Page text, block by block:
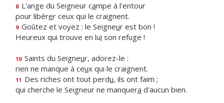
8 L'ange du Seigneur campe à l'entour
pour libérer ceux qui le craignent.
9 Goûtez et voyez : le Seigneur est bon !
Heureux qui trouve en lui son refuge !
10 Saints du Seigneur, adorez-le :
rien ne manque à ceux qui le craignent.
11 Des riches ont tout perdu, ils ont faim ;
qui cherche le Seigneur ne manquera d'aucun bien.